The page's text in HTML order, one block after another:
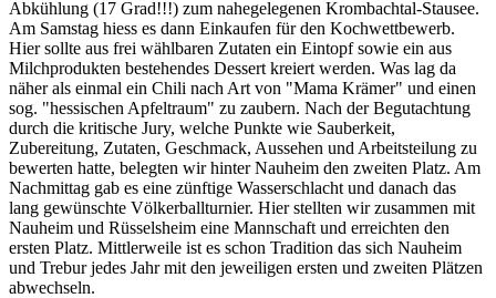
Abkühlung (17 Grad!!!) zum nahegelegenen Krombachtal-Stausee.
Am Samstag hiess es dann Einkaufen für den Kochwettbewerb.
Hier sollte aus frei wählbaren Zutaten ein Eintopf sowie ein aus
Milchprodukten bestehendes Dessert kreiert werden. Was lag da
näher als einmal ein Chili nach Art von "Mama Krämer" und einen
sog. "hessischen Apfeltraum" zu zaubern. Nach der Begutachtung
durch die kritische Jury, welche Punkte wie Sauberkeit,
Zubereitung, Zutaten, Geschmack, Aussehen und Arbeitsteilung zu
bewerten hatte, belegten wir hinter Nauheim den zweiten Platz. Am
Nachmittag gab es eine zünftige Wasserschlacht und danach das
lang gewünschte Völkerballturnier. Hier stellten wir zusammen mit
Nauheim und Rüsselsheim eine Mannschaft und erreichten den
ersten Platz. Mittlerweile ist es schon Tradition das sich Nauheim
und Trebur jedes Jahr mit den jeweiligen ersten und zweiten Plätzen
abwechseln.